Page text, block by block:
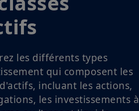
les différents types
qui composent les
incluant les actions,
les investissements à